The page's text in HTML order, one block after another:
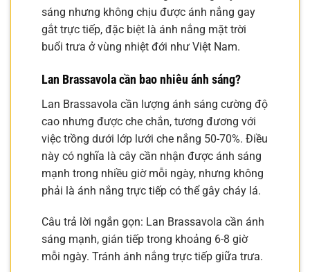
sáng nhưng không chịu được ánh nắng gay
gắt trực tiếp, đặc biệt là ánh nắng mặt trời
buổi trưa ở vùng nhiệt đới như Việt Nam.
Lan Brassavola cần bao nhiêu ánh sáng?
Lan Brassavola cần lượng ánh sáng cường độ
cao nhưng được che chắn, tương đương với
việc trồng dưới lớp lưới che nắng 50-70%. Điều
này có nghĩa là cây cần nhận được ánh sáng
mạnh trong nhiều giờ mỗi ngày, nhưng không
phải là ánh nắng trực tiếp có thể gây cháy lá.
Câu trả lời ngắn gọn: Lan Brassavola cần ánh
sáng mạnh, gián tiếp trong khoảng 6-8 giờ
mỗi ngày. Tránh ánh nắng trực tiếp giữa trưa.